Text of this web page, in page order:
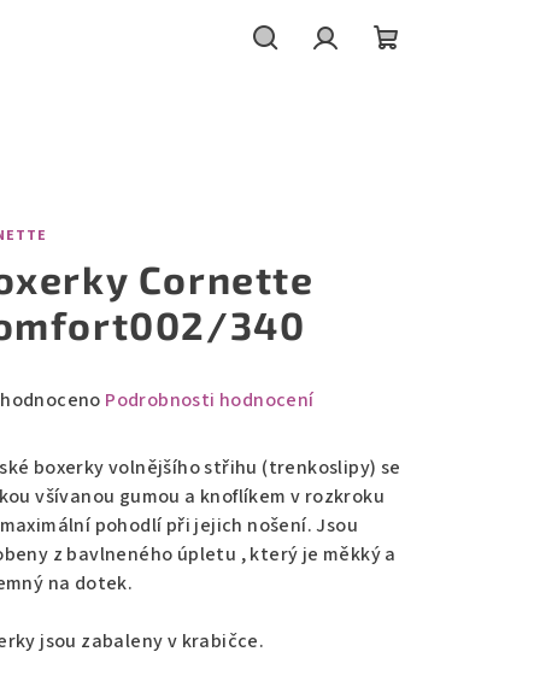
Cornette
340
Podrobnosti hodnocení
boxerky volnějšího střihu (trenkoslipy) se
všívanou gumou a knoflíkem v rozkroku
pohodlí při jejich nošení. Jsou
z bavlneného úpletu , který je měkký a
na dotek.
jsou zabaleny v krabičce.